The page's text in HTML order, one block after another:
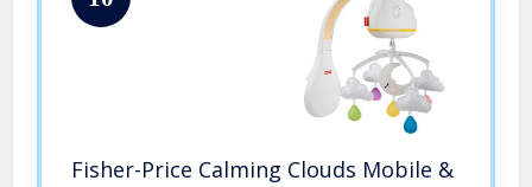
Fisher-Price Calming Clouds Mobile &